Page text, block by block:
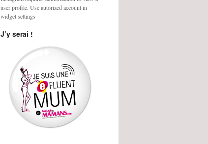
user profile. Use autorized account in
widget settings
J’y serai !